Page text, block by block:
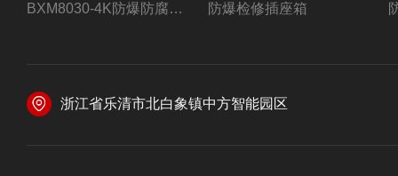
BXM8030-4K防爆防腐照明配电箱四路带总开关 防爆检修插座箱
浙江省乐清市北白象镇中方智能园区